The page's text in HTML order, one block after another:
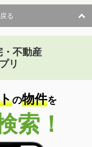
灘区魚崎中町２丁目
田町古新
る
不動産
リ
の物件を
索！